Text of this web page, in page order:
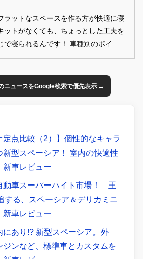
ラットなスペースを作る方が快適に寝
ットがなくても、ちょっとした工夫を
で寝られるんです！ 車種別のポイント
ニュースをGoogle検索で優先表示→
定点比較（2）】個性的なキャラ
新型スペーシア！ 室内の快適性
新車レビュー
動車スーパーハイト市場！ 王
する、スペーシア＆デリカミニ
新車レビュー
にあり!? 新型スペーシア。外
ジンなど、標準車とカスタムを